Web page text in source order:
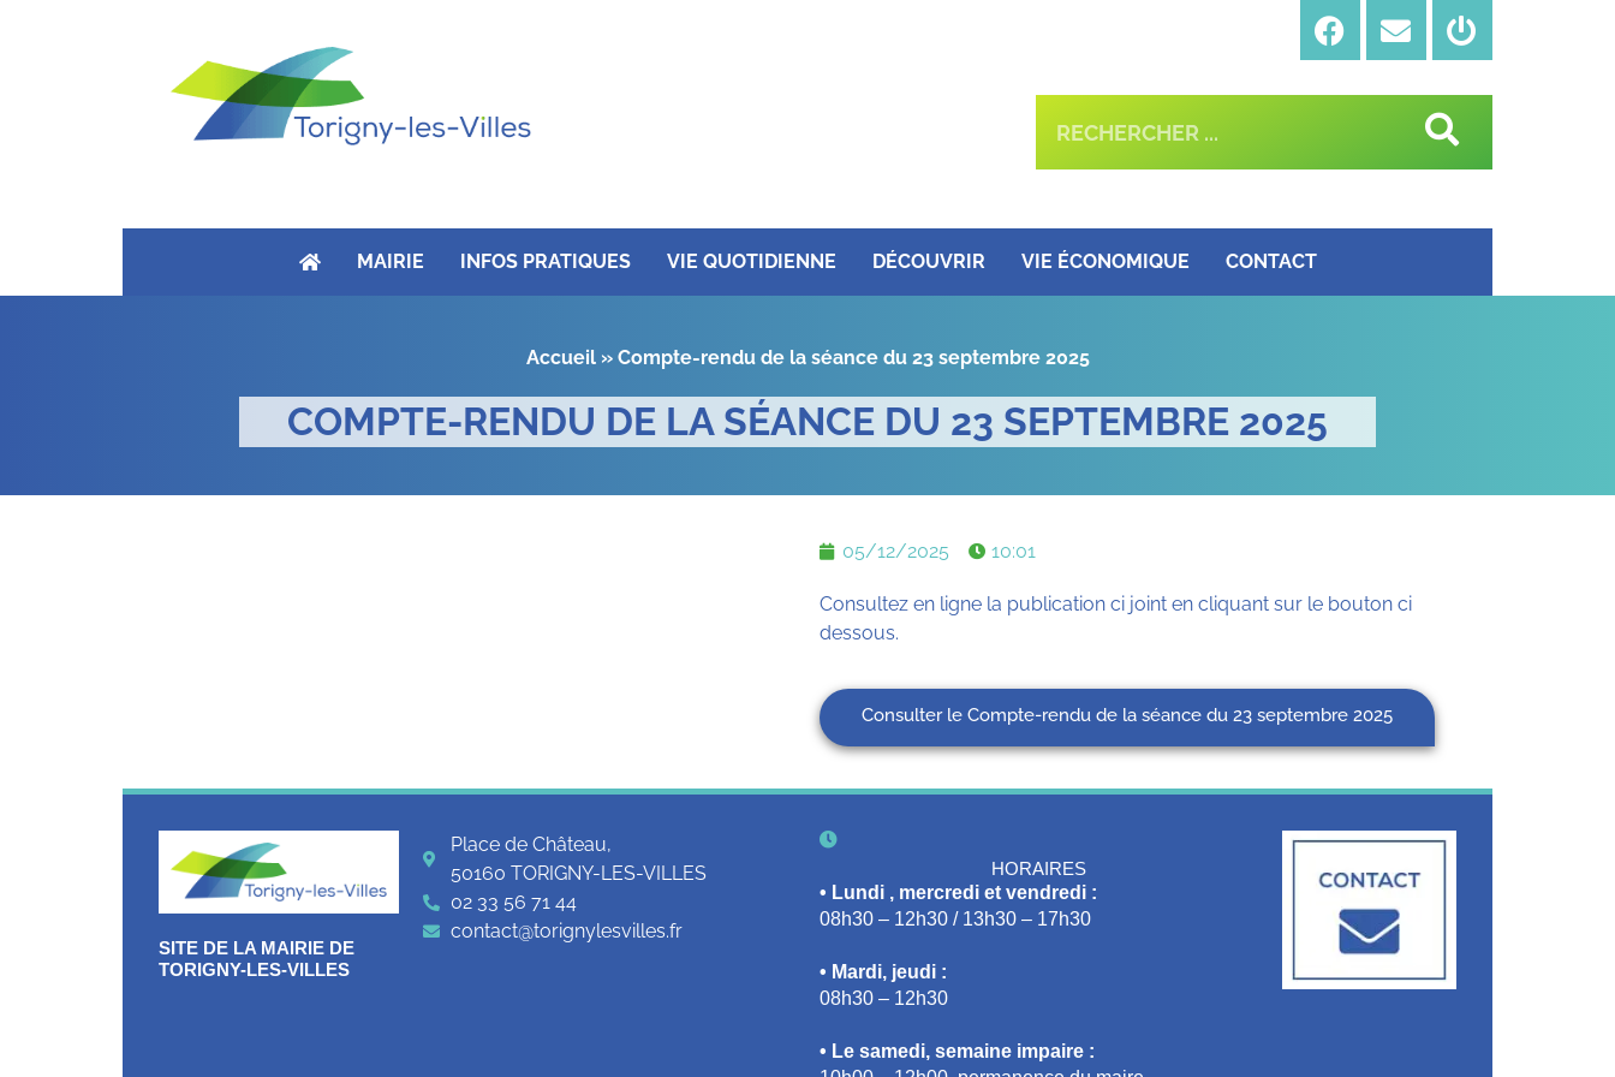
MAIRIE INFOS PRATIQUES VIE QUOTIDIENNE DÉCOUVRIR VIE ÉCONOMIQUE CONTACT
Accueil» Compte-rendu de la séance du 23 septembre 2025
COMPTE-RENDU DE LA SÉANCE DU 23 SEPTEMBRE 2025
05/12/2025 10:01
Consultez en ligne la publication ci joint en cliquant sur le bouton ci
dessous.
Consulter le Compte-rendu de la séance du 23 septembre 2025
SITE DE LA MAIRIE DE
TORIGNY-LES-VILLES
Place de Château,
50160 TORIGNY-LES-VILLES
02 33 56 71 44
contact@torignylesvilles.fr
HORAIRES
• Lundi , mercredi et vendredi :
08h30 – 12h30 / 13h30 – 17h30
• Mardi, jeudi :
08h30 – 12h30
• Le samedi, semaine impaire :